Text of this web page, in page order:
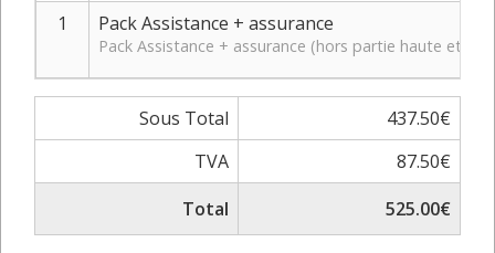
1 Pack Assistance + assurance
Pack Assistance + assurance (hors partie haute et
Sous Total
437.50€
TVA
87.50€
Total
525.00€